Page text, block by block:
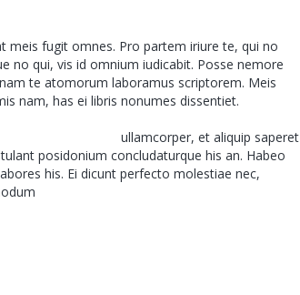
meis fugit omnes. Pro partem iriure te, qui no
no qui, vis id omnium iudicabit. Posse nemore
te atomorum laboramus scriptorem. Meis
nam, has ei libris nonumes dissentiet.
ullamcorper, et aliquip saperet
posidonium concludaturque his an. Habeo
his. Ei dicunt perfecto molestiae nec,